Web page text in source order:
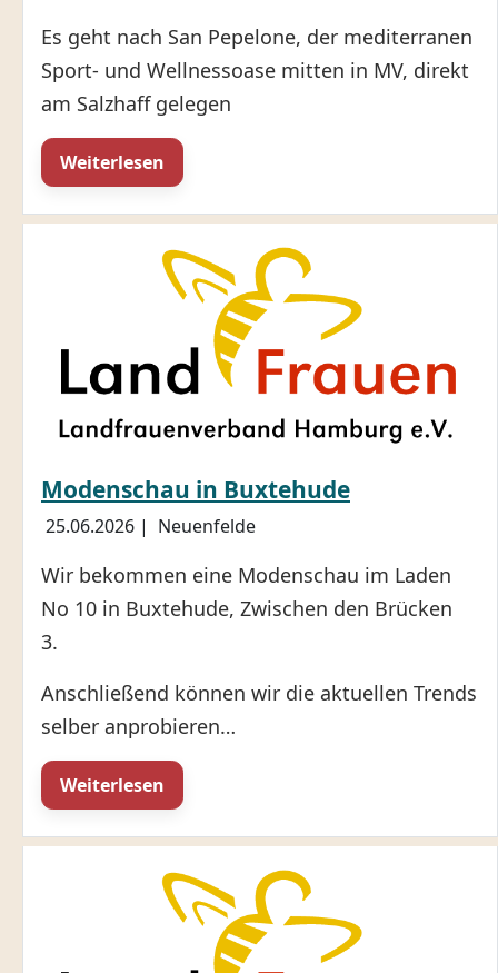
Es geht nach San Pepelone, der mediterranen
Sport- und Wellnessoase mitten in MV, direkt
am Salzhaff gelegen
Weiterlesen
Modenschau in Buxtehude
25.06.2026 | Neuenfelde
Wir bekommen eine Modenschau im Laden
No 10 in Buxtehude, Zwischen den Brücken
3.
Anschließend können wir die aktuellen Trends
selber anprobieren…
Weiterlesen